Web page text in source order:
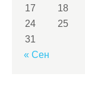
17
18
24
25
31
« Сен